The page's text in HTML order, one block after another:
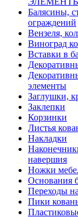
Балясины,
ограждений
Вензеля,
Виноград
Вставки в
элементы
Заглушки,
Заклепки
Корзинки
Листья
Накладки
навершия
Ножки
Основания
Переходы
Пики